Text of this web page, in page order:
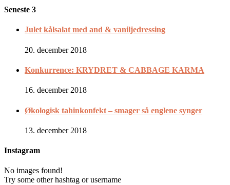
Seneste 3
Julet kålsalat med and & vaniljedressing
20. december 2018
Konkurrence: KRYDRET & CABBAGE KARMA
16. december 2018
Økologisk tahinkonfekt – smager så englene synger
13. december 2018
Instagram
No images found!
Try some other hashtag or username